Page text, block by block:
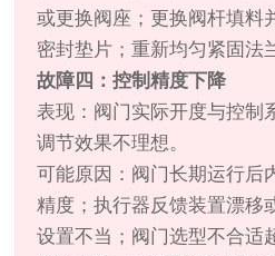
或更换阀座；更换阀杆填料
密封垫片；重新均匀紧固法
故障四：控制精度下降
表现：阀门实际开度与控制
调节效果不理想。
可能原因：阀门长期运行后
精度；执行器反馈装置漂移
设置不当；阀门选型不合适